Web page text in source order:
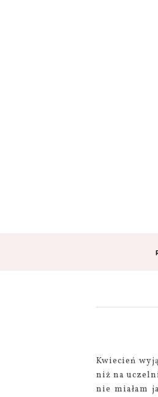
Kwiecień
niż na
nie miałam